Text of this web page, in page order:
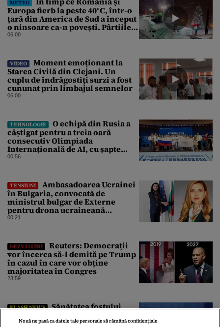
METEO
Europa fierb la peste 40°C, într-o
țară din America de Sud a început
o ninsoare ca-n povești. Pârtiile
s-au umplut de schiori
06:00
VIDEO
Moment emoționant la
Starea Civilă din Clejani. Un
cuplu de îndrăgostiți surzi a fost
cununat prin limbajul semnelor
06:00
TEHNOLOGIE
O echipă din Rusia a
câștigat pentru a treia oară
consecutiv Olimpiada
Internațională de AI, cu șapte
medalii din aur și una de bronz
00:56
TENSIUNI
Ambasadoarea Ucrainei
în Bulgaria, convocată de
ministrul bulgar de Externe
pentru drona ucraineană
prăbușită în apropierea
00:21
DEZVĂLUIRI
Reuters: Democrații
vor încerca să-l demită pe Trump
în cazul în care vor obține
majoritatea în Congres
23:59
FLASH NEWS
Sănătatea fostului
deteriorează rapid. Cancerul de
Nouă ne pasă ca datele tale personale să rămână confidențiale